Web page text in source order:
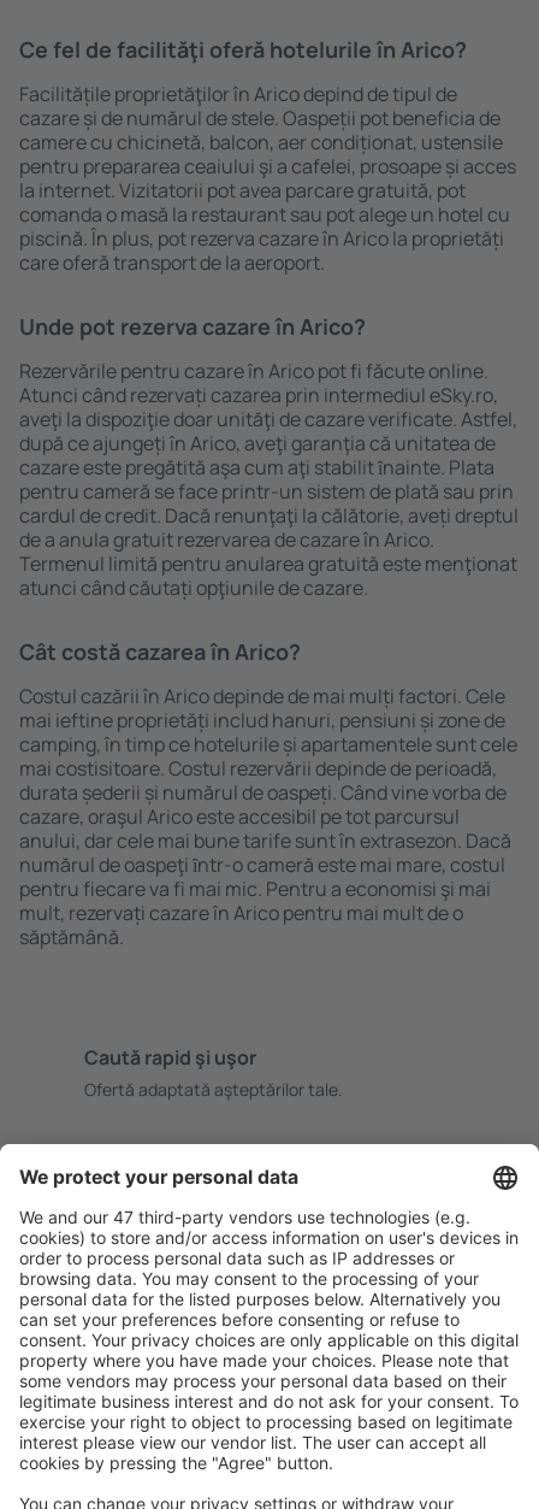
Ce fel de facilităţi oferă hotelurile în Arico?
Facilitățile proprietăţilor în Arico depind de tipul de
cazare și de numărul de stele. Oaspeții pot beneficia de
camere cu chicinetă, balcon, aer condiționat, ustensile
pentru prepararea ceaiului şi a cafelei, prosoape și acces
la internet. Vizitatorii pot avea parcare gratuită, pot
comanda o masă la restaurant sau pot alege un hotel cu
piscină. În plus, pot rezerva cazare în Arico la proprietăți
care oferă transport de la aeroport.
Unde pot rezerva cazare în Arico?
Rezervările pentru cazare în Arico pot fi făcute online.
Atunci când rezervați cazarea prin intermediul eSky.ro,
aveţi la dispoziţie doar unităţi de cazare verificate. Astfel,
după ce ajungeți în Arico, aveţi garanţia că unitatea de
cazare este pregătită aşa cum aţi stabilit ȋnainte. Plata
pentru cameră se face printr-un sistem de plată sau prin
cardul de credit. Dacă renunţaţi la călătorie, aveți dreptul
de a anula gratuit rezervarea de cazare în Arico.
Termenul limită pentru anularea gratuită este menţionat
atunci când căutați opţiunile de cazare.
Cât costă cazarea în Arico?
Costul cazării în Arico depinde de mai mulți factori. Cele
mai ieftine proprietăți includ hanuri, pensiuni și zone de
camping, în timp ce hotelurile și apartamentele sunt cele
mai costisitoare. Costul rezervării depinde de perioadă,
durata șederii și numărul de oaspeți. Când vine vorba de
cazare, oraşul Arico este accesibil pe tot parcursul
anului, dar cele mai bune tarife sunt în extrasezon. Dacă
numărul de oaspeţi ȋntr-o cameră este mai mare, costul
pentru fiecare va fi mai mic. Pentru a economisi şi mai
mult, rezervați cazare în Arico pentru mai mult de o
săptămână.
Caută rapid şi uşor
Ofertă adaptată aşteptărilor tale.
Rezervare fără griji cu opțiune gratuită de anulare.
Economiseşte mai mult
Prețuri atractive și oferte speciale pentru utilizatorii
conectați.
Cazarea preferată
Alege din peste 1,3 mil. de opţiuni: hoteluri, cabane,
apartamente și altele.